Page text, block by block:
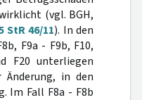
(vgl. BGH,
StR 46/11). In den
F9a - F9b, F10,
F20 unterliegen
Änderung, in den
Im Fall F8a - F8b